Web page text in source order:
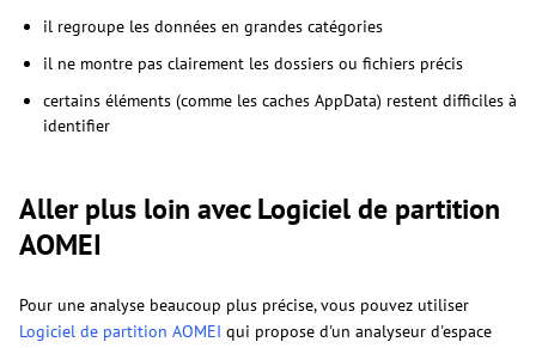
il regroupe les données en grandes catégories
il ne montre pas clairement les dossiers ou fichiers précis
certains éléments (comme les caches AppData) restent difficiles à
identifier
Aller plus loin avec Logiciel de partition
AOMEI
Pour une analyse beaucoup plus précise, vous pouvez utiliser
Logiciel de partition AOMEI qui propose d'un analyseur d'espace